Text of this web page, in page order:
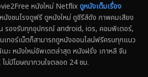
หนังใหม่ Netflixดูหนังเต็มเรื่อง
งชนโรงดูฟรี ดูหนังใหม่ ดูซีรีส์ดัง ภาพคมเสียง
รองรับทุกอุปกรณ์ android, ios, คอมพิเตอร์,
ทอร์เน็ตก็สามารถดูหนังออนไลน์ฟรีครบทุกแนว
มะ หนังใหม่อัพเดตล่าสุด หนังฝรั่ง เกาหลี จีน
ม่มีโฆษณากวนใจตลอด 24 ชม.